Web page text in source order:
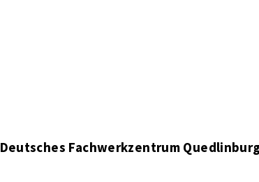
Deutsches Fachwerkzentrum